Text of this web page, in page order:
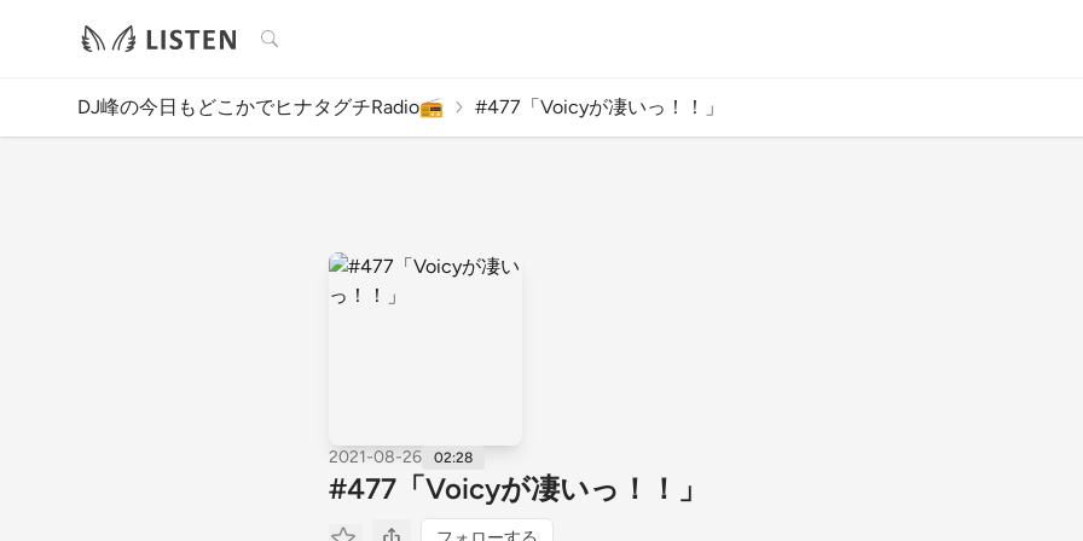
検索
DJ峰の今日もどこかでヒナタグチRadio📻️ #477「Voicyが凄いっ！！」
2021-08-26 02:28
#477「Voicyが凄いっ！！」